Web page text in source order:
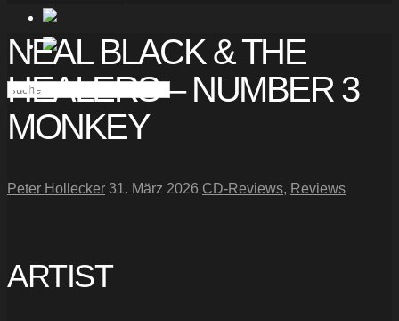
NEAL BLACK & THE
HEALERS – NUMBER 3
MONKEY
Peter Hollecker 31. März 2026 CD-Reviews, Reviews
ARTIST